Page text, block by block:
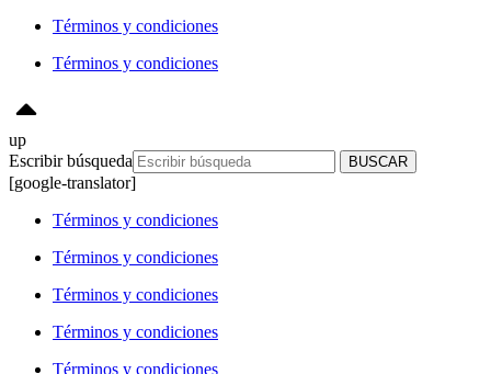
Términos y condiciones
Términos y condiciones
up
Escribir búsqueda
BUSCAR
[google-translator]
Términos y condiciones
Términos y condiciones
Términos y condiciones
Términos y condiciones
Términos y condiciones